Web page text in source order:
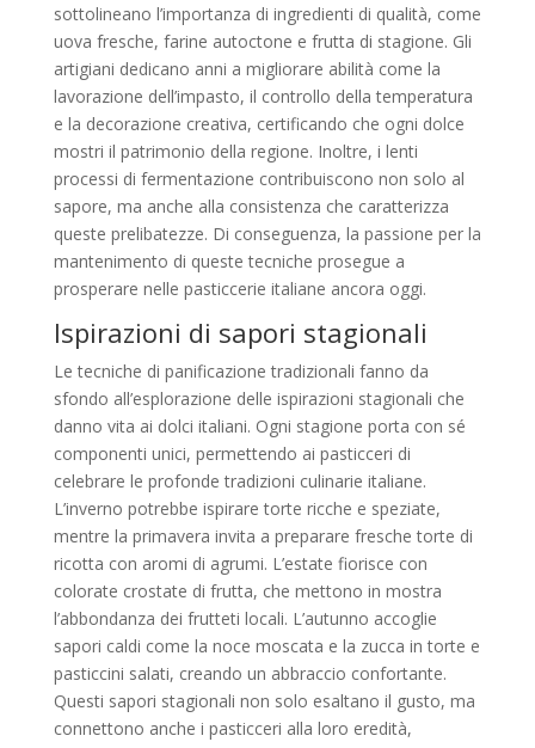
sottolineano l’importanza di ingredienti di qualità, come
uova fresche, farine autoctone e frutta di stagione. Gli
artigiani dedicano anni a migliorare abilità come la
lavorazione dell’impasto, il controllo della temperatura
e la decorazione creativa, certificando che ogni dolce
mostri il patrimonio della regione. Inoltre, i lenti
processi di fermentazione contribuiscono non solo al
sapore, ma anche alla consistenza che caratterizza
queste prelibatezze. Di conseguenza, la passione per la
mantenimento di queste tecniche prosegue a
prosperare nelle pasticcerie italiane ancora oggi.
Ispirazioni di sapori stagionali
Le tecniche di panificazione tradizionali fanno da
sfondo all’esplorazione delle ispirazioni stagionali che
danno vita ai dolci italiani. Ogni stagione porta con sé
componenti unici, permettendo ai pasticceri di
celebrare le profonde tradizioni culinarie italiane.
L’inverno potrebbe ispirare torte ricche e speziate,
mentre la primavera invita a preparare fresche torte di
ricotta con aromi di agrumi. L’estate fiorisce con
colorate crostate di frutta, che mettono in mostra
l’abbondanza dei frutteti locali. L’autunno accoglie
sapori caldi come la noce moscata e la zucca in torte e
pasticcini salati, creando un abbraccio confortante.
Questi sapori stagionali non solo esaltano il gusto, ma
connettono anche i pasticceri alla loro eredità,